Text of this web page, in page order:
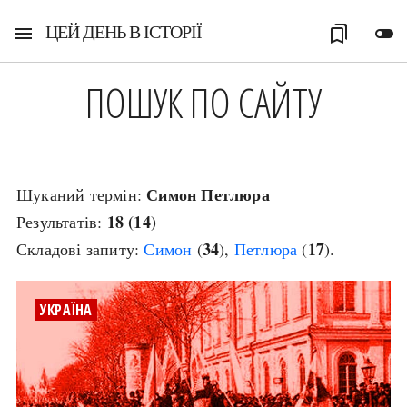
menu ЦЕЙ ДЕНЬ В ІСТОРІЇ toggle_off
bookmarks
ПОШУК ПО САЙТУ
Шуканий термін: Симон Петлюра
Результатів: 18 (14)
Складові запиту:Симон (34), Петлюра (17).
УКРАЇНА